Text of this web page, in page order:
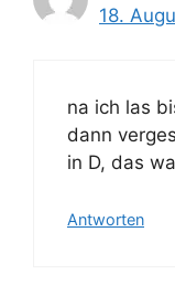
18.
na ich las
dann
in D, das
Antworten